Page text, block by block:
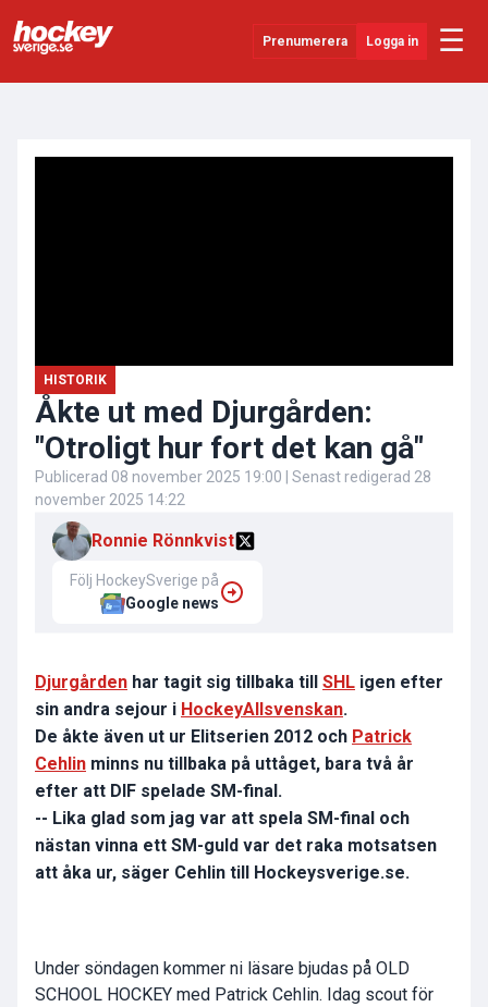
Prenumerera Logga in ☰
HISTORIK
Åkte ut med Djurgården:
"Otroligt hur fort det kan gå"
Publicerad 08 november 2025 19:00 | Senast redigerad 28
november 2025 14:22
Ronnie Rönnkvist
Följ HockeySverige på
Google news
Djurgården har tagit sig tillbaka till SHL igen efter
sin andra sejour i HockeyAllsvenskan.
De åkte även ut ur Elitserien 2012 och Patrick
Cehlin minns nu tillbaka på uttåget, bara två år
efter att DIF spelade SM-final.
-- Lika glad som jag var att spela SM-final och
nästan vinna ett SM-guld var det raka motsatsen
att åka ur, säger Cehlin till Hockeysverige.se.
Under söndagen kommer ni läsare bjudas på OLD
SCHOOL HOCKEY med Patrick Cehlin. Idag scout för